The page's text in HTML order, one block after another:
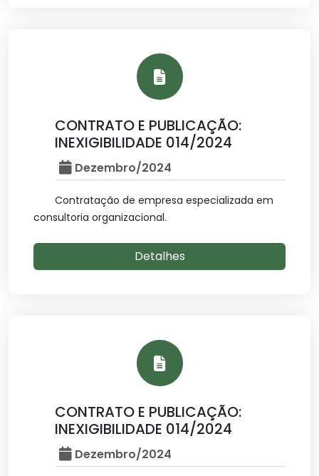
CONTRATO E PUBLICAÇÃO:
INEXIGIBILIDADE 014/2024
Dezembro/2024
Contratação de empresa especializada em
consultoria organizacional.
Detalhes
CONTRATO E PUBLICAÇÃO:
INEXIGIBILIDADE 014/2024
Dezembro/2024